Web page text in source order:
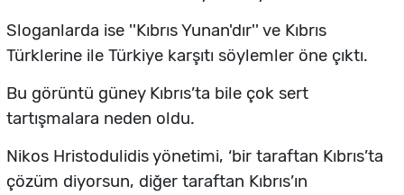
Sloganlarda ise ''Kıbrıs Yunan'dır'' ve Kıbrıs
Türklerine ile Türkiye karşıtı söylemler öne çıktı.
Bu görüntü güney Kıbrıs’ta bile çok sert
tartışmalara neden oldu.
Nikos Hristodulidisyönetimi, ‘bir taraftan Kıbrıs’ta
çözüm diyorsun, diğer taraftan Kıbrıs’ın